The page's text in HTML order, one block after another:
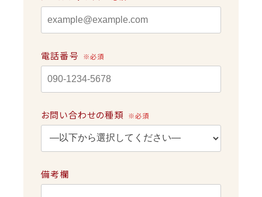
電話番号 ※必須
お問い合わせの種類 ※必須
備考欄